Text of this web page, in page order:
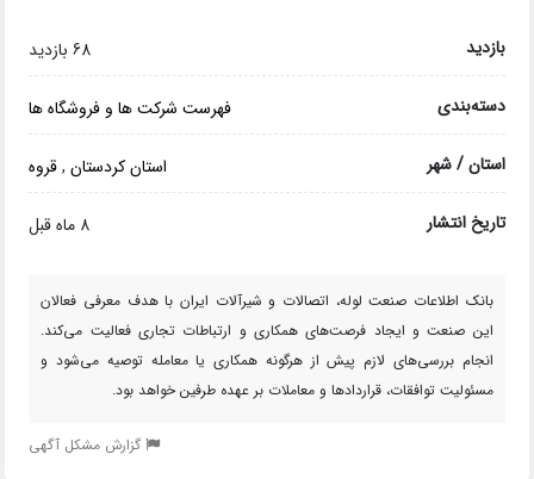
بازدید 68 بازدید
دسته‌بندی فهرست شرکت ها و فروشگاه ها
استان / شهر استان کردستان,قروه
تاریخ انتشار 8 ماه قبل
بانک اطلاعات صنعت لوله، اتصالات و شیرآلات ایران با هدف معرفی فعالان
این صنعت و ایجاد فرصت‌های همکاری و ارتباطات تجاری فعالیت می‌کند.
انجام بررسی‌های لازم پیش از هرگونه همکاری یا معامله توصیه می‌شود و
مسئولیت توافقات، قراردادها و معاملات بر عهده طرفین خواهد بود.
گزارش مشکل آگهی